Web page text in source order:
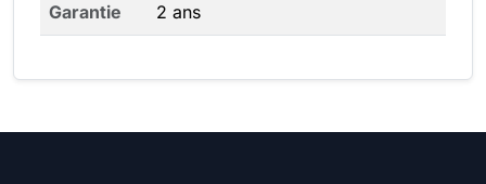
Garantie 2 ans